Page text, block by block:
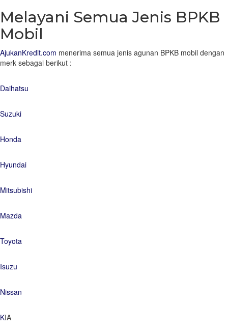
Melayani Semua Jenis BPKB
Mobil
AjukanKredit.com menerima semua jenis agunan BPKB mobil dengan
merk sebagai berikut :
Daihatsu
Suzuki
Honda
Hyundai
Mitsubishi
Mazda
Toyota
Isuzu
Nissan
KIA